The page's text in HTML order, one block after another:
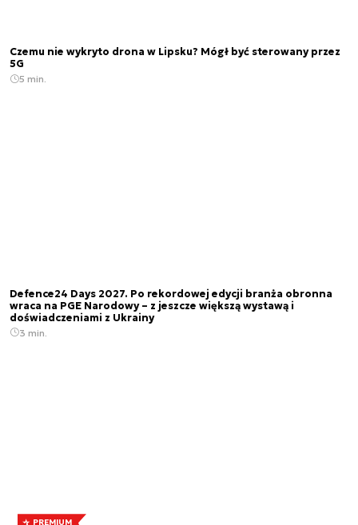
Czemu nie wykryto drona w Lipsku? Mógł być sterowany przez
5G
5 min.
Defence24 Days 2027. Po rekordowej edycji branża obronna
wraca na PGE Narodowy – z jeszcze większą wystawą i
doświadczeniami z Ukrainy
3 min.
PREMIUM